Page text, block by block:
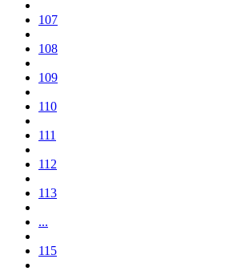
107
108
109
110
111
112
113
...
115